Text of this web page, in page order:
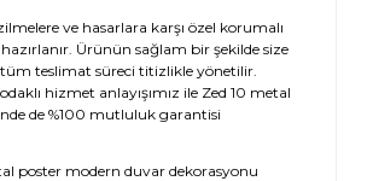
ve hasarlara karşı özel korumalı
Ürünün sağlam bir şekilde size
tüm teslimat süreci titizlikle yönetilir.
hizmet anlayışımız ile Zed 10 metal
de %100 mutluluk garantisi